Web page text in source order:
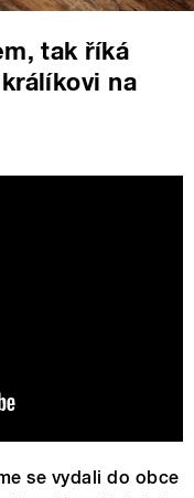
tak říká
na
se vydali do obce